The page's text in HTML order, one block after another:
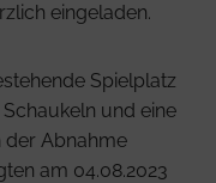
eingeladen.
Spielplatz
und eine
der Abnahme
am 04.08.2023